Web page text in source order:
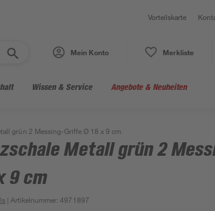
Vorteilskarte
Mein Konto Merkliste
Wissen & Service Angebote & Neuheiten
grün 2 Messing-Griffe Ø 18 x 9 cm
Metall grün 2
9 cm
| Artikelnummer:4971897